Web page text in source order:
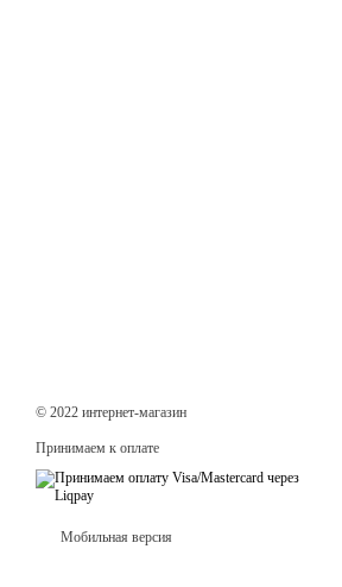
© 2022 интернет-магазин
Принимаем к оплате
Мобильная версия